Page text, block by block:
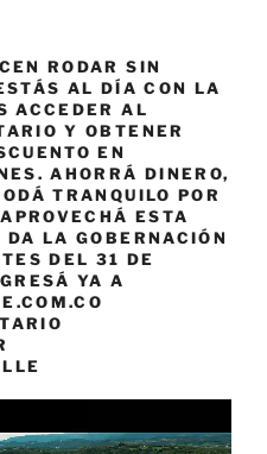
RODAR SIN
AL DÍA CON LA
ACCEDER AL
Y OBTENER
EN
AHORRÁ DINERO,
TRANQUILO POR
ESTA
LA GOBERNACIÓN
DEL 31 DE
YA A